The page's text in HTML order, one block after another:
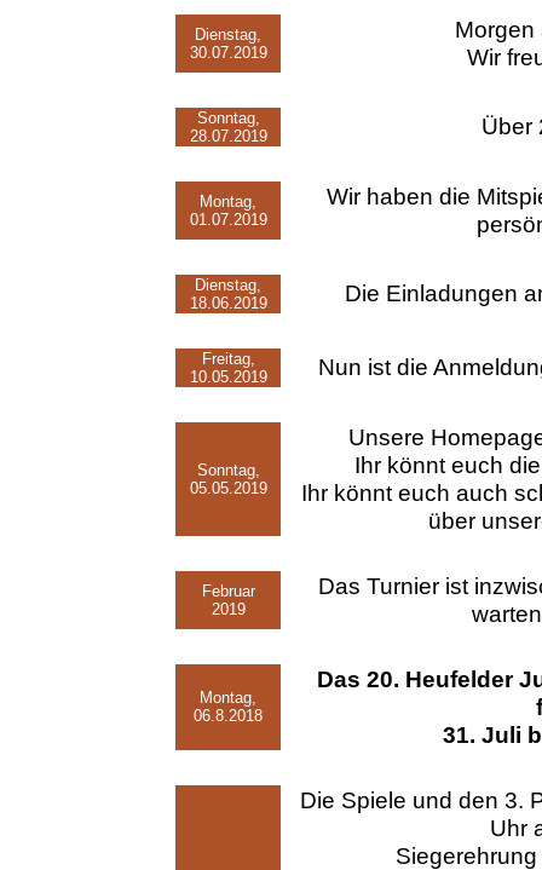
Dienstag,
30.07.2019
Morgen
Wir
Sonntag,
28.07.2019
Über
Montag,
01.07.2019
Wir haben die
Dienstag,
18.06.2019
Die Einladungen
Freitag,
10.05.2019
Nun ist die
Sonntag,
05.05.2019
Unsere
Ihr könnt euch
Ihr könnt euch auch
über
Februar
2019
Das Turnier ist
Montag,
06.8.2018
Das 20. Heufelder
31. Juli
Die Spiele und den 3.
Uhr